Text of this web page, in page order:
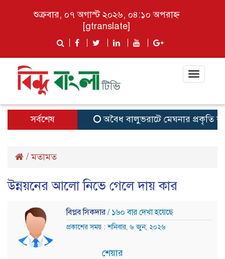
শুক্রবার, ০৭ অগাস্ট ২০২৬, ০৪:১০ অপরাহ্ন
[gtranslate]
Toggle
সর্বশেষ অবৈধ বালুভরাটে মেঘনার প্রকৃতি কৃষি
/মতামত
উন্নয়নের আলো নিভে গেলে দায় কার
বিপ্লব সিকদার/ ১৬০ বার দেখা হয়েছে
প্রকাশের সময় : শনিবার, ৬ জুন, ২০২৬
শেয়ার